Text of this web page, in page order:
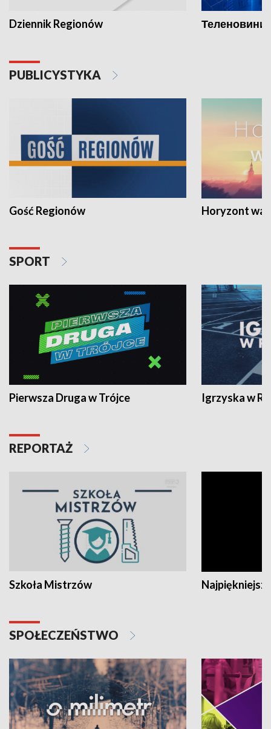
Dziennik Regionów Теленовини
PUBLICYSTYKA
Gość Regionów Horyzont
SPORT
Pierwsza Druga w Trójce Igrzyska w
REPORTAŻ
Szkoła Mistrzów
SPOŁECZEŃSTWO